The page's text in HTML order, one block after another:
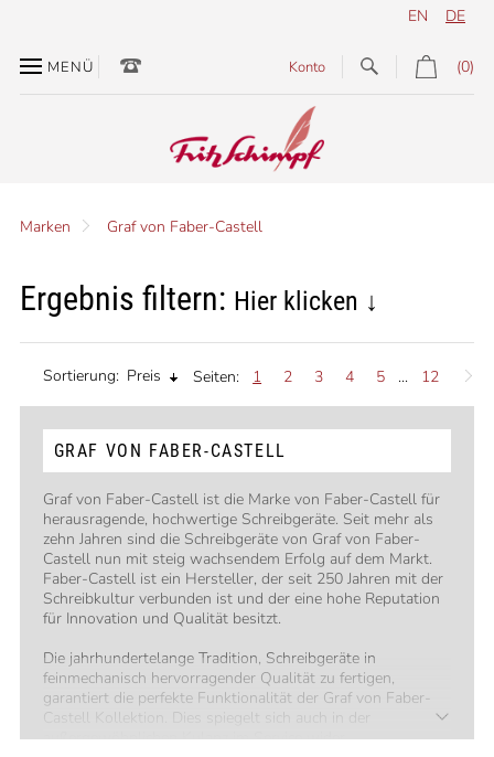
DE
EN
MENÜ (0)
Konto
Marken Graf von Faber-Castell
Ergebnis filtern: Hier klicken ↓
Seiten: 1 2 3 4 5 ... 12
Sortierung: Preis
GRAF VON FABER-CASTELL
Graf von Faber-Castell ist die Marke von Faber-Castell für
herausragende, hochwertige Schreibgeräte. Seit mehr als
zehn Jahren sind die Schreibgeräte von Graf von Faber-
Castell nun mit steig wachsendem Erfolg auf dem Markt.
Faber-Castell ist ein Hersteller, der seit 250 Jahren mit der
Schreibkultur verbunden ist und der eine hohe Reputation
für Innovation und Qualität besitzt.
Die jahrhundertelange Tradition, Schreibgeräte in
feinmechanisch hervorragender Qualität zu fertigen,
garantiert die perfekte Funktionalität der Graf von Faber-
Castell Kollektion. Dies spiegelt sich auch in der
außergewöhnlichen Kulanz im Service wider.